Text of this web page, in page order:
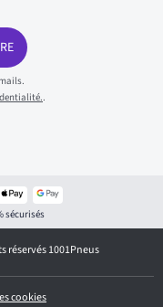
.
sécurisés
réservés 1001Pneus
cookies